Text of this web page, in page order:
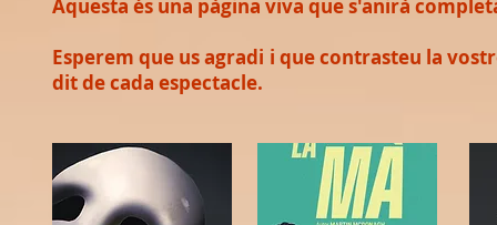
Aquesta és una pàgina viva que s'anirà
Esperem que us agradi i que contrasteu la
dit de cada espectacle.